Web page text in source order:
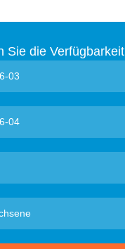
Sie die Verfügbarkeit